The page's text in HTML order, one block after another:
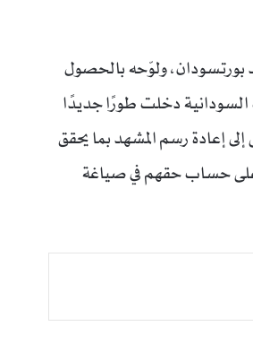
بورتسودان، ولوّحه بالحصول
دخلت طورًا جديدًا
إعادة رسم المشهد بما يحقق
على حساب حقهم في صياغة